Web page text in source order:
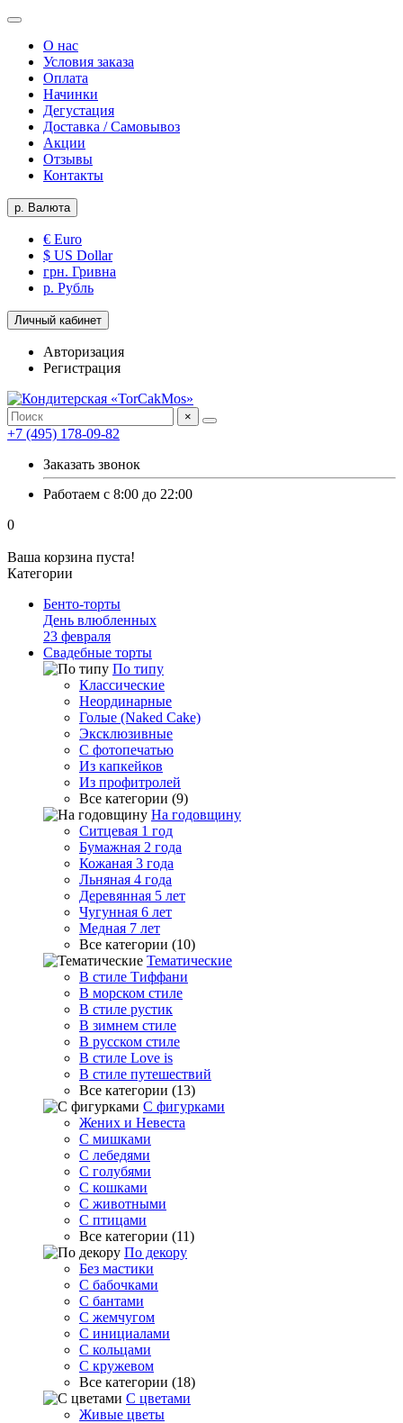
О нас
Условия заказа
Оплата
Начинки
Дегустация
Доставка / Самовывоз
Акции
Отзывы
Контакты
р. Валюта
€ Euro
$ US Dollar
грн. Гривна
р. Рубль
Личный кабинет
Авторизация
Регистрация
×
+7 (495) 178-09-82
Заказать звонок
Работаем с 8:00 до 22:00
0
Ваша корзина пуста!
Категории
Бенто-торты
День влюбленных
23 февраля
Свадебные торты
По типу
Классические
Неординарные
Голые (Naked Cake)
Эксклюзивные
С фотопечатью
Из капкейков
Из профитролей
Все категории (9)
На годовщину
Ситцевая 1 год
Бумажная 2 года
Кожаная 3 года
Льняная 4 года
Деревянная 5 лет
Чугунная 6 лет
Медная 7 лет
Все категории (10)
Тематические
В стиле Тиффани
В морском стиле
В стиле рустик
В зимнем стиле
В русском стиле
В стиле Love is
В стиле путешествий
Все категории (13)
С фигурками
Жених и Невеста
С мишками
С лебедями
С голубями
С кошками
С животными
С птицами
Все категории (11)
По декору
Без мастики
С бабочками
С бантами
С жемчугом
С инициалами
С кольцами
С кружевом
Все категории (18)
С цветами
Живые цветы